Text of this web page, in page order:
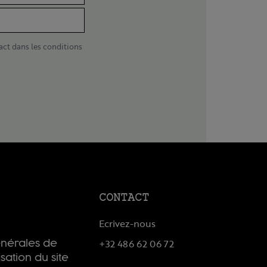
dans les conditions
de
du site
CONTACT
Ecrivez-nous
+32 486 62 06 72